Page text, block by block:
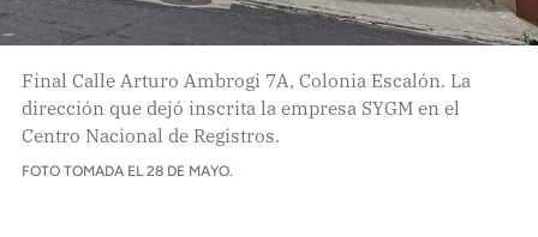
Final Calle Arturo Ambrogi 7A, Colonia Escalón. La
dirección que dejó inscrita la empresa SYGM en el
Centro Nacional de Registros.
FOTO TOMADA EL 28 DE MAYO.